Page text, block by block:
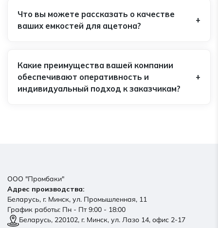
Что вы можете рассказать о качестве
ваших емкостей для ацетона?
Какие преимущества вашей компании
обеспечивают оперативность и
индивидуальный подход к заказчикам?
ООО "Промбаки"
Адрес производства:
Беларусь, г. Минск, ул. Промышленная, 11
График работы: Пн - Пт 9:00 - 18:00
Беларусь, 220102, г. Минск, ул. Лазо 14, офис 2-17